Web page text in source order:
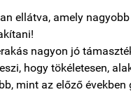
ellátva, amely
nagyon jó
hogy tökéletesen,
mint az előző években